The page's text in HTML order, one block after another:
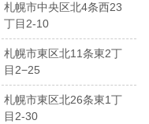
札幌市中央区北4条西23
丁目2-10
札幌市東区北11条東2丁
目2−25
札幌市東区北26条東1丁
目2-30